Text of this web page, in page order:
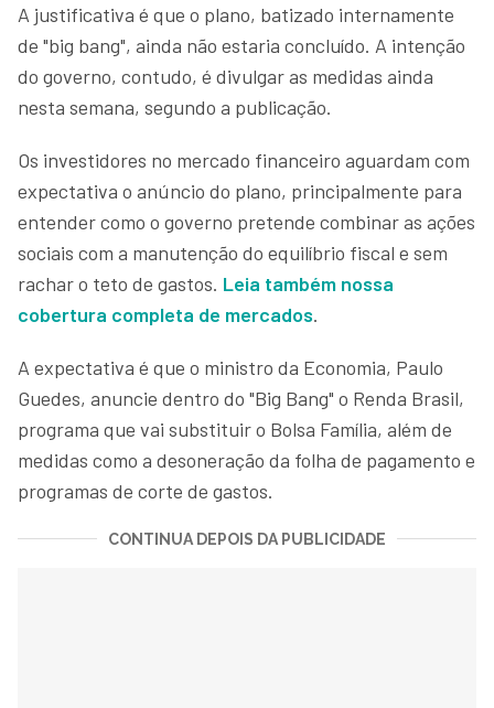
A justificativa é que o plano, batizado internamente
de "big bang", ainda não estaria concluído. A intenção
do governo, contudo, é divulgar as medidas ainda
nesta semana, segundo a publicação.
Os investidores no mercado financeiro aguardam com
expectativa o anúncio do plano, principalmente para
entender como o governo pretende combinar as ações
sociais com a manutenção do equilíbrio fiscal e sem
rachar o teto de gastos. Leia também nossa
cobertura completa de mercados.
A expectativa é que o ministro da Economia, Paulo
Guedes, anuncie dentro do "Big Bang" o Renda Brasil,
programa que vai substituir o Bolsa Família, além de
medidas como a desoneração da folha de pagamento e
programas de corte de gastos.
CONTINUA DEPOIS DA PUBLICIDADE